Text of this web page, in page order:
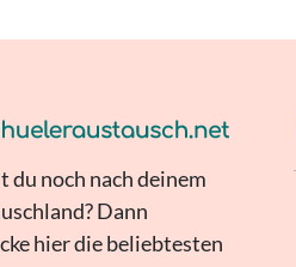
du noch nach deinem
Dann
hier die beliebtesten